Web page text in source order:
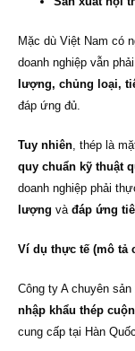
Mặc dù Việt Nam có
doanh nghiệp vẫn phải
lượng, chủng loại,
đáp ứng đủ.
Tuy nhiên , thép là
quy chuẩn kỹ thuật
doanh nghiệp phải
lượng và đáp ứng
Ví dụ thực tế (mô tả
Công ty A chuyên
nhập khẩu thép
cung cấp tại Hàn